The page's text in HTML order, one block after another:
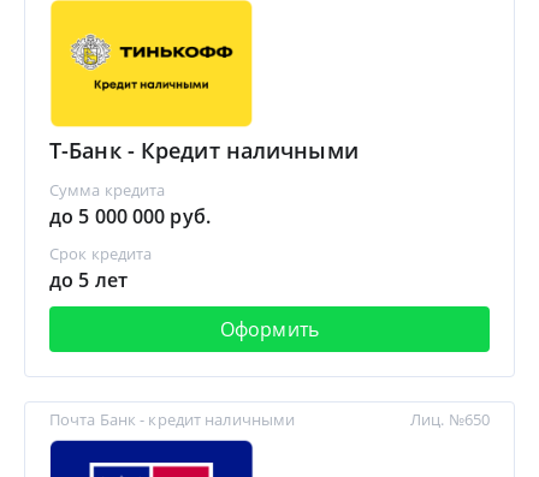
Т-Банк - Кредит наличными
Сумма кредита
до 5 000 000 руб.
Срок кредита
до 5 лет
Оформить
Почта Банк - кредит наличными Лиц. №650